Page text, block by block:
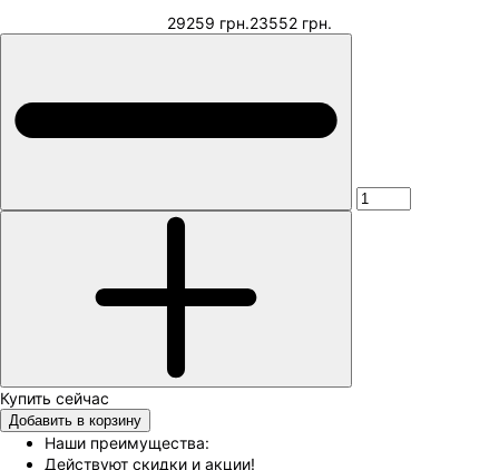
29259 грн.23552 грн.
Добавить в корзину
Наши преимущества:
Действуют скидки и акции!